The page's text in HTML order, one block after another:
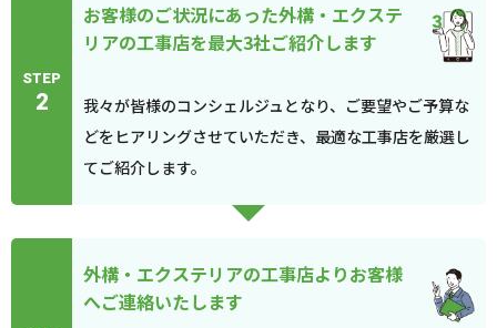
STEP
2
お客様のご状況にあった外構・エクステ
リアの工事店を最大3社ご紹介します
我々が皆様のコンシェルジュとなり、ご要望やご予算な
どをヒアリングさせていただき、最適な工事店を厳選し
てご紹介します。
外構・エクステリアの工事店よりお客様
へご連絡いたします